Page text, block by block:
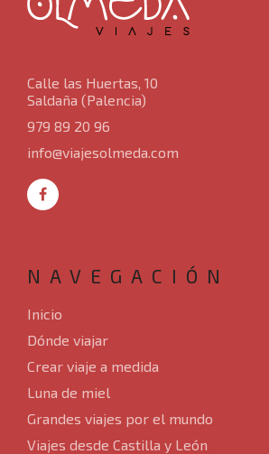
Calle las Huertas, 10
Saldaña (Palencia)
979 89 20 96
info@viajesolmeda.com
NAVEGACIÓN
Inicio
Dónde viajar
Crear viaje a medida
Luna de miel
Grandes viajes por el mundo
Viajes desde Castilla y León